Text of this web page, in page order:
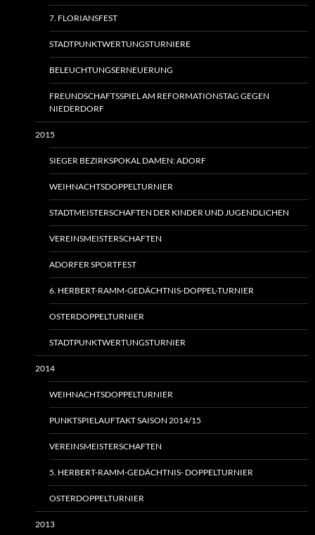
7. FLORIANSFEST
STADTPUNKTWERTUNGSTURNIERE
BELEUCHTUNGSERNEUERUNG
FREUNDSCHAFTSSPIEL AM REFORMATIONSTAG GEGEN
NIEDERDORF
2015
SIEGER BEZIRKSPOKAL DAMEN: ADORF
WEIHNACHTSDOPPELTURNIER
STADTMEISTERSCHAFTEN DER KINDER UND JUGENDLICHEN
VEREINSMEISTERSCHAFTEN
ADORFER SPORTFEST
6. HERBERT-RAMM-GEDÄCHTNIS-DOPPEL-TURNIER
OSTERDOPPELTURNIER
STADTPUNKTWERTUNGSTURNIER
2014
WEIHNACHTSDOPPELTURNIER
PUNKTSPIELAUFTAKT SAISON 2014/15
VEREINSMEISTERSCHAFTEN
5. HERBERT-RAMM-GEDÄCHTNIS- DOPPELTURNIER
OSTERDOPPELTURNIER
2013